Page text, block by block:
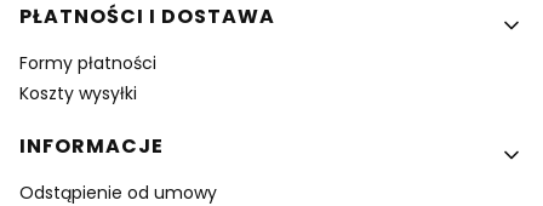
PŁATNOŚCI I DOSTAWA
Formy płatności
Koszty wysyłki
INFORMACJE
Odstąpienie od umowy